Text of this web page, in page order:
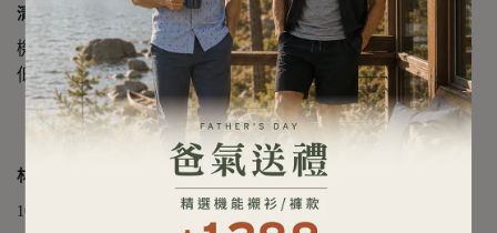
清潔保養方式
機洗溫和模式，請分開洗滌。不可漂白、不可使用柔軟精。
低溫烘乾或晾乾最佳。不可熨燙、不可乾洗。
材質成分
100% 聚酯纖維